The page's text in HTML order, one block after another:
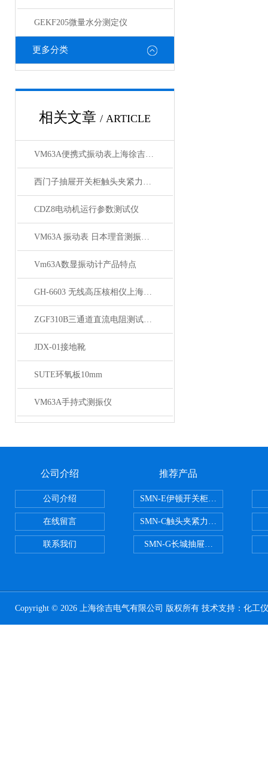
GEKF205微量水分测定仪
更多分类
相关文章 / ARTICLE
VM63A便携式振动表上海徐吉电气
西门子抽屉开关柜触头夹紧力检测仪的性能分析
CDZ8电动机运行参数测试仪
VM63A 振动表 日本理音测振仪 测振仪新型
Vm63A数显振动计产品特点
GH-6603 无线高压核相仪上海徐吉电气
ZGF310B三通道直流电阻测试仪大量供应
JDX-01接地靴
SUTE环氧板10mm
VM63A手持式测振仪
公司介绍
公司介绍
在线留言
联系我们
推荐产品
SMN-E伊顿开关柜触头夹紧力检
SMN-C触头夹紧力检测仪
SMN-G长城抽屉开关柜触头夹紧
Copyright © 2026 上海徐吉电气有限公司 版权所有 技术支持： 化工